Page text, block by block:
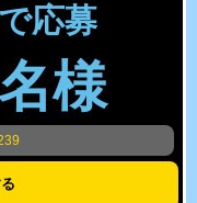
応募
様